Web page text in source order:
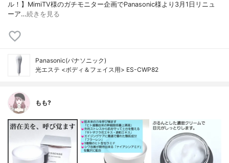
ル！】⁡⁡⁡MimiTV様のガチモニター企画でPanasonic⁡様より3月1日リニュ
ーア…続きを見る
Panasonic(パナソニック)
光エステ <ボディ＆フェイス用> ES-CWP82
もも?